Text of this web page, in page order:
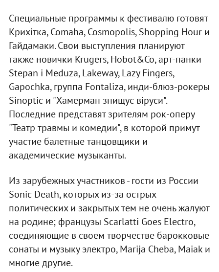
Специальные программы к фестивалю готовят
Крихітка, Comaha, Cosmopolis, Shopping Hour и
Гайдамаки. Свои выступления планируют
также новички Krugers, Hobot&Co, арт-панки
Stepan i Meduza, Lakeway, Lazy Fingers,
Gapochka, группа Fontaliza, инди-блюз-рокеры
Sinoptic и "Хамерман знищує віруси".
Последние представят зрителям рок-оперу
"Театр травмы и комедии", в которой примут
участие балетные танцовщики и
академические музыканты.
Из зарубежных участников - гости из России
Sonic Death, которых из-за острых
политических и закрытых тем не очень жалуют
на родине; французы Scarlatti Goes Electro,
соединяющие в своем творчестве барокковые
сонаты и музыку электро, Marija Cheba, Maiak и
многие другие.